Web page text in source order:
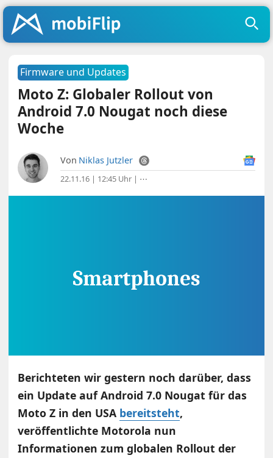
Firmware und Updates
Moto Z: Globaler Rollout von
Android 7.0 Nougat noch diese
Woche
Von Niklas Jutzler
22.11.16 | 12:45 Uhr | ⋯
Berichteten wir gestern noch darüber, dass
ein Update auf Android 7.0 Nougat für das
Moto Z in den USA bereitsteht,
veröffentlichte Motorola nun
Informationen zum globalen Rollout der